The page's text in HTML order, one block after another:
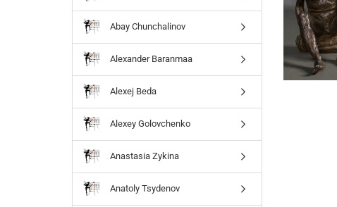
Abay Chunchalinov
Alexander Baranmaa
Alexej Beda
Alexey Golovchenko
Anastasia Zykina
Anatoly Tsydenov